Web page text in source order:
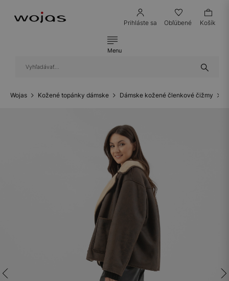
Prihláste sa Obľúbené Košík
Menu
Wojas Kožené topánky dámske Dámske kožené členkové čižmy